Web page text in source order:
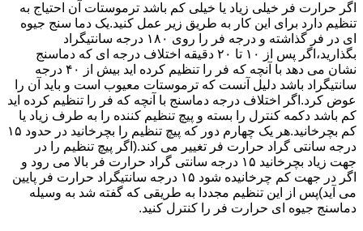
اگر حرارت فر خیلی زیاد یا خیلی کم باشد ترموستات آن احتیاج به
تنظیم دارد برای این کار به طریق زیر عمل کنید.یک دما سنج جیوه
ای در فر گذاشته و درجه فر را روی ۱۸۰ درجه سانتیگراد
بگذارید،اگر پس از ۱۰ تا ۲۰ دقیقه اختلاف درجه ای که دماسنج
نشان می دهد با آنچه که فر را تنظیم کرده اید بیش از ۴۰ درجه
سانتیگراد باشد دلیل آنست که ترموستات معیوب است و باید آن را
عوض کرد.اگر اختلاف درجه دماسنج با آنچه که فر را تنظیم کرده اید
کم باشد دکمه کنترل را بسته و پیچ تنظیم کننده را به طرف زیاد یا
کم بچرخانید.هر یک چهارم دور که پیچ تنظیم را بچرخانید در حدود ۱۵
درجه سانتی گراد حرارت فر تغییر می کند.(اگر پیچ تنظیم را در
جهت زیاد بچرخانید ۱۵ درجه سانتی گراد حرارت فر بالا می رود و
اگر در جهت کم چرخانیده شود ۱۵ درجه سانتیگراد حرارت فر پایین
می آید)پس از این تنظیم مجددا به طریقی که گفته شد به وسیله
دماسنج جیوه ای حرارت فر را کنترل کنید.